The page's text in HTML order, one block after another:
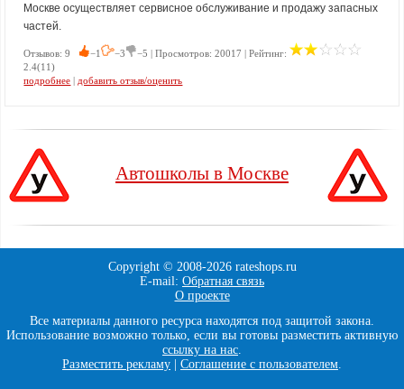
Москве осуществляет сервисное обслуживание и продажу запасных
частей.
Отзывов: 9 −1 −3
−5 | Просмотров: 20017 | Рейтинг:
2.4(11)
подробнее | добавить отзыв/оценить
Автошколы в Москве
Copyright © 2008-2026 rateshops.ru
E-mail: Обратная связь
О проекте
Все материалы данного ресурса находятся под защитой закона.
Использование возможно только, если вы готовы разместить активную
ссылку на нас.
Разместить рекламу
Соглашение с пользователем.